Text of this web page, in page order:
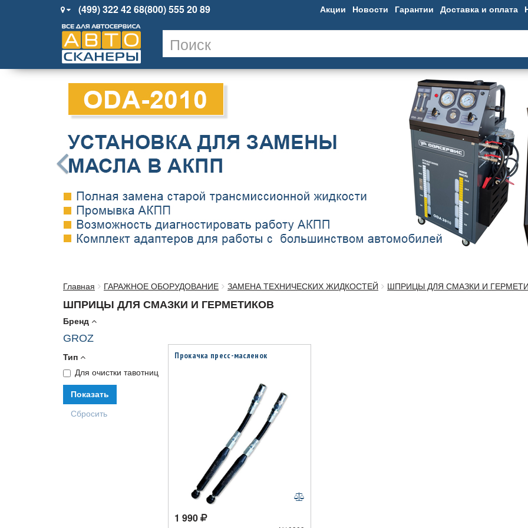
(499) 322 42 68(800) 555 20 89 Акции Новости Гарантии Доставка и оплата
Главная ГАРАЖНОЕ ОБОРУДОВАНИЕ ЗАМЕНА ТЕХНИЧЕСКИХ ЖИДКОСТЕЙ ШПРИЦЫ ДЛЯ СМАЗКИ И
ШПРИЦЫ ДЛЯ СМАЗКИ И ГЕРМЕТИКОВ
Бренд
GROZ
Тип
Для очистки тавотниц
Прокачка пресс-масленок
1 990